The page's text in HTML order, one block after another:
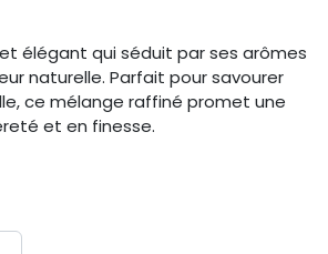
élégant qui séduit par ses arômes
naturelle. Parfait pour savourer
ce mélange raffiné promet une
et en finesse.